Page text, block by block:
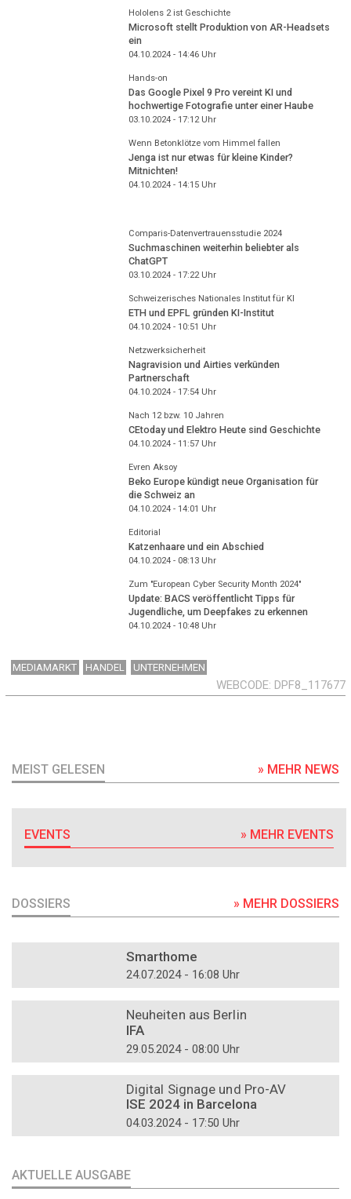
Hololens 2 ist Geschichte
Microsoft stellt Produktion von AR-Headsets
ein
04.10.2024 - 14:46Uhr
Hands-on
Das Google Pixel 9 Pro vereint KI und
hochwertige Fotografie unter einer Haube
03.10.2024 - 17:12Uhr
Wenn Betonklötze vom Himmel fallen
Jenga ist nur etwas für kleine Kinder?
Mitnichten!
04.10.2024 - 14:15Uhr
Comparis-Datenvertrauensstudie 2024
Suchmaschinen weiterhin beliebter als
ChatGPT
03.10.2024 - 17:22Uhr
Schweizerisches Nationales Institut für KI
ETH und EPFL gründen KI-Institut
04.10.2024 - 10:51 Uhr
Netzwerksicherheit
Nagravision und Airties verkünden
Partnerschaft
04.10.2024 - 17:54Uhr
Nach 12 bzw. 10 Jahren
CEtoday und Elektro Heute sind Geschichte
04.10.2024 - 11:57Uhr
Evren Aksoy
Beko Europe kündigt neue Organisation für
die Schweiz an
04.10.2024 - 14:01 Uhr
Editorial
Katzenhaare und ein Abschied
04.10.2024 - 08:13Uhr
Zum "European Cyber Security Month 2024"
Update: BACS veröffentlicht Tipps für
Jugendliche, um Deepfakes zu erkennen
04.10.2024 - 10:48Uhr
MEDIAMARKT HANDEL UNTERNEHMEN
WEBCODE DPF8_117677
MEIST GELESEN » MEHR NEWS
EVENTS » MEHR EVENTS
DOSSIERS » MEHR DOSSIERS
Smarthome
24.07.2024 - 16:08 Uhr
Neuheiten aus Berlin
IFA
29.05.2024 - 08:00 Uhr
Digital Signage und Pro-AV
ISE 2024 in Barcelona
04.03.2024 - 17:50 Uhr
AKTUELLE AUSGABE